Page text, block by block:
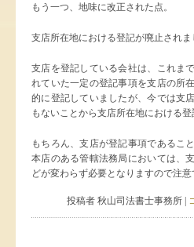
もう一つ、地味に改正された点。
支店所在地における登記が廃止されま
支店を登記している会社は、これま
れていた一定の登記事項を支店の所
的に登記していましたが、今では支
もないことから支店所在地における登
もちろん、支店が登記事項であるこ
本店のある管轄法務局においては、
どが変わらず必要となりますので注意
投稿者 秋山司法書士事務所 |